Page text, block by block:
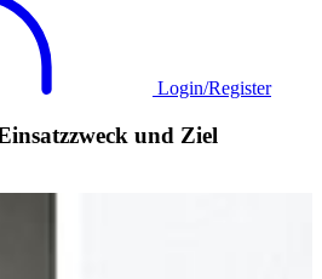
Login/Register
und Ziel